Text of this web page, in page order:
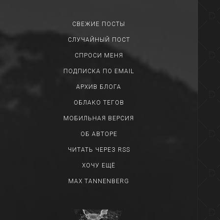
СВЕЖИЕ ПОСТЫ
СЛУЧАЙНЫЙ ПОСТ
СПРОСИ МЕНЯ
ПОДПИСКА ПО EMAIL
АРХИВ БЛОГА
ОБЛАКО ТЕГОВ
МОБИЛЬНАЯ ВЕРСИЯ
ОБ АВТОРЕ
ЧИТАТЬ ЧЕРЕЗ RSS
ХОЧУ ЕЩЁ
MAX TANNENBERG
POLICE